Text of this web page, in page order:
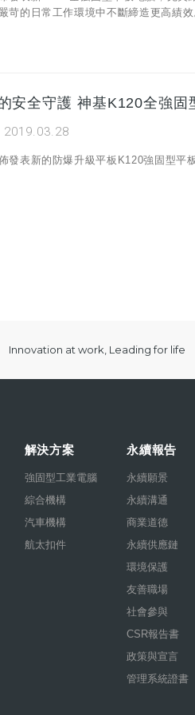
苛的日常工作環境中不斷締造更高績效
安全守護 神基K120全強固
2019.03.28
發表新的防爆升級平板K120強固型
Innovation at work, Leading for life
解決方案
強固型工業電腦
綜合機構
汽車機構
航太扣件
永續報告
永續願景
永續溝通
商業道德
永續供應鏈
環境保護
友善職場
社會參與
CSR報告書
政策與宣言
管理系統證書